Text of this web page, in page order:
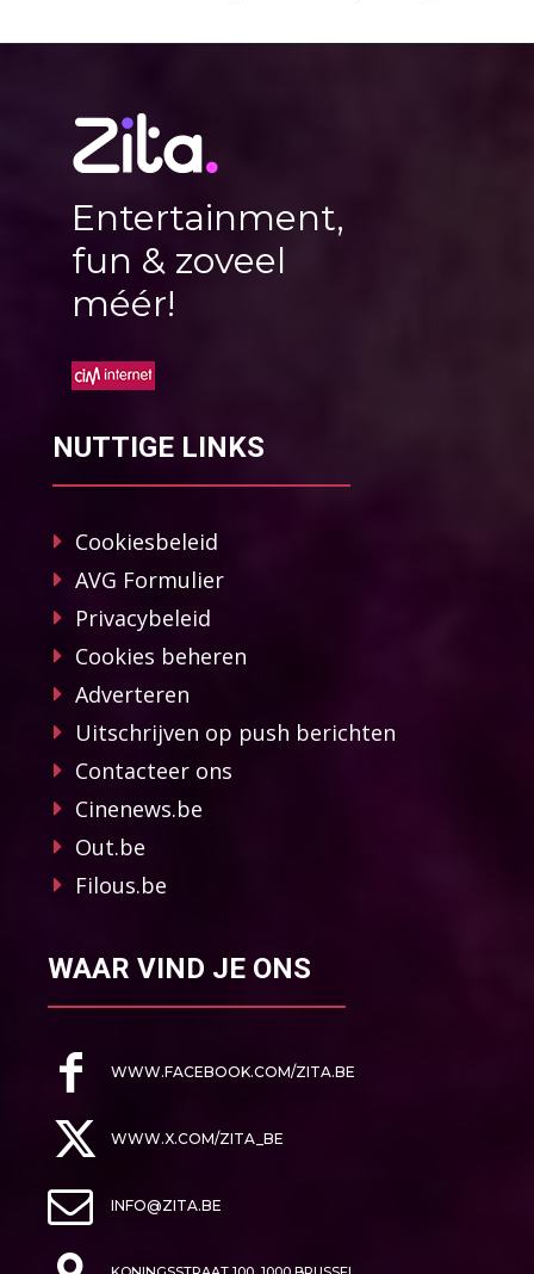
Entertainment,
fun & zoveel
méér!
NUTTIGE LINKS
Cookiesbeleid
AVG Formulier
Privacybeleid
Cookies beheren
Adverteren
Uitschrijven op push berichten
Contacteer ons
Cinenews.be
Out.be
Filous.be
WAAR VIND JE ONS
WWW.FACEBOOK.COM/ZITA.BE
WWW.X.COM/ZITA_BE
INFO@ZITA.BE